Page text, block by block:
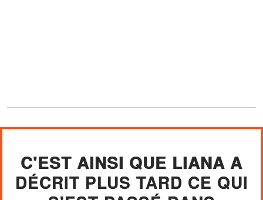
C'EST AINSI QUE LIANA A
DÉCRIT PLUS TARD CE QUI